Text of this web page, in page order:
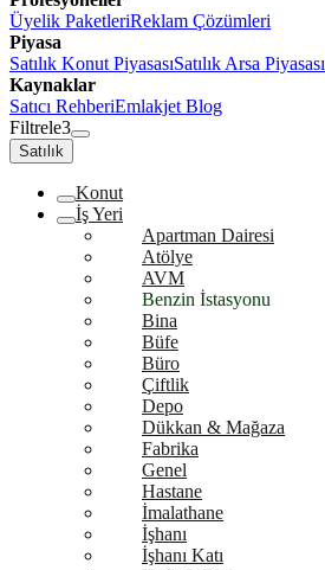
Üyelik PaketleriReklam Çözümleri
Piyasa
Satılık Konut PiyasasıSatılık Arsa Piyasası
Kaynaklar
Satıcı RehberiEmlakjet Blog
Filtrele3
Satılık
Konut
İş Yeri
Apartman Dairesi
Atölye
AVM
Benzin İstasyonu
Bina
Büfe
Büro
Çiftlik
Depo
Dükkan & Mağaza
Fabrika
Genel
Hastane
İmalathane
İşhanı
İşhanı Katı